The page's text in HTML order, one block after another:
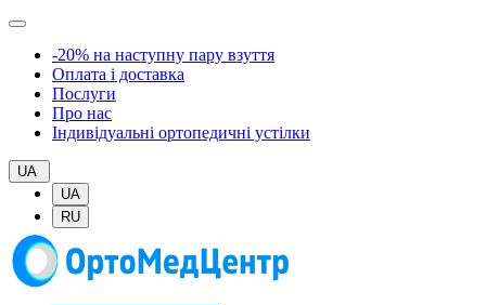
-20% на наступну пару взуття
Оплата і доставка
Послуги
Про нас
Індивідуальні ортопедичні устілки
UA
UA
RU